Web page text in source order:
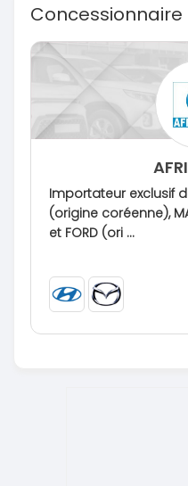
Concessionnaire
Importateur exclusif
(origine coréenne),
et FORD (ori ...